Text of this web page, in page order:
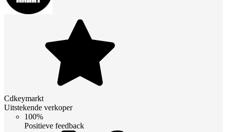
Cdkeymarkt
Uitstekende verkoper
100%
Positieve feedback